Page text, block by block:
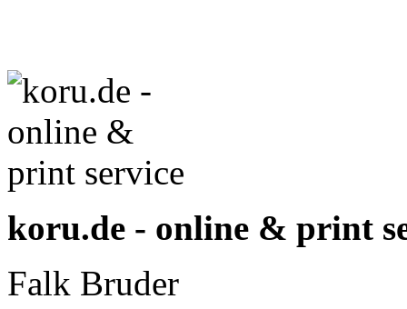
koru.de - online & print
Falk Bruder